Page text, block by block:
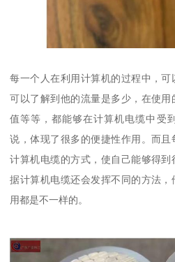
每一个人在利用计算机的过程中，
可以了解到他的流量是多少，在使
值等等，都能够在计算机电缆中受
说，体现了很多的便捷性作用。而
计算机电缆的方式，使自己能够得
据计算机电缆还会发挥不同的方法
用都是不一样的。